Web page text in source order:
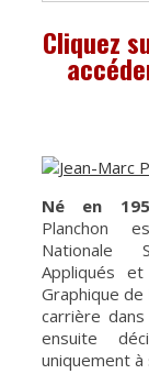
Cliquez
Né en
Planchon
Nationale
Appliqués et
Graphique
carrière
ensuite
uniquement